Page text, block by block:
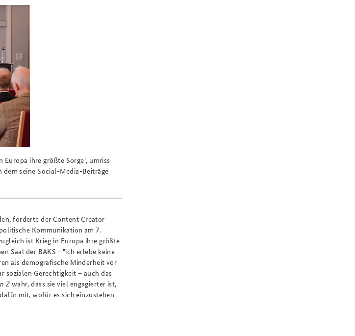
Gespräch an der BAKS
ihre größte Sorge", umriss
seine Social-Media-Beiträge
forderte der Content Creator
Kommunikation am 7.
ist Krieg in Europa ihre größte
Saal der BAKS - "ich erlebe keine
als demografische Minderheit vor
Gerechtigkeit – auch das
Zwahr, dass sie viel engagierter ist,
mit, wofür es sich einzustehen